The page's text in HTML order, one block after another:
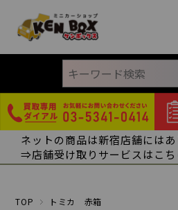
ネットの商品は新宿店舗には
⇒店舗受け取りサービスはこち
TOP トミカ 赤箱